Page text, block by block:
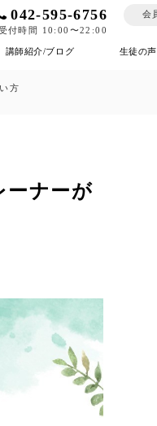
042-595-6756
付時間 10:00〜22:00
会
講師紹介/ブログ 生徒の声
方
ーナーが